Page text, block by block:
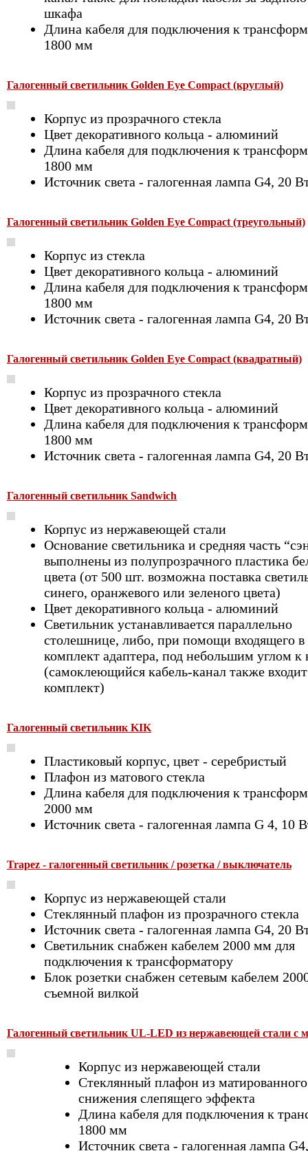
шкафа
Длина кабеля для подключения к
1800 мм
Галогенный светильник Golden Eye Compact (круглый)
Корпус из прозрачного стекла
Цвет декоративного кольца - алюминий
Длина кабеля для подключения к
1800 мм
Источник света - галогенная лампа G4, 20
Галогенный светильник Golden Eye Compact (треугольный)
Корпус из стекла
Цвет декоративного кольца - алюминий
Длина кабеля для подключения к
1800 мм
Источник света - галогенная лампа G4, 20
Галогенный светильник Golden Eye Compact (квадратный)
Корпус из прозрачного стекла
Цвет декоративного кольца - алюминий
Длина кабеля для подключения к
1800 мм
Источник света - галогенная лампа G4, 20
Галогенный светильник Sandwich
Корпус из нержавеющей стали
Основание светильника и средняя часть
выполнены из полупрозрачного пластика
цвета (от 500 шт. возможна поставка
синего, оранжевого или зеленого цвета)
Цвет декоративного кольца - алюминий
Светильник устанавливается параллельно
столешнице, либо, при помощи входящего в
комплект адаптера, под небольшим углом к
(самоклеющийся кабель-канал также
комплект)
Галогенный светильник KIK
Пластиковый корпус, цвет - серебристый
Плафон из матового стекла
Длина кабеля для подключения к
2000 мм
Источник света - галогенная лампа G 4, 10
Trapez - галогенный светильник / розетка / выключатель
Корпус из нержавеющей стали
Стеклянный плафон из прозрачного стекла
Источник света - галогенная лампа G4, 20
Светильник снабжен кабелем 2000 мм для
подключения к трансформатору
Блок розетки снабжен сетевым кабелем
съемной вилкой
Галогенный светильник UL-LED из нержавеющей стали с
Корпус из нержавеющей стали
Стеклянный плафон из матированного
снижения слепящего эффекта
Длина кабеля для подключения к
1800 мм
Источник света - галогенная лампа